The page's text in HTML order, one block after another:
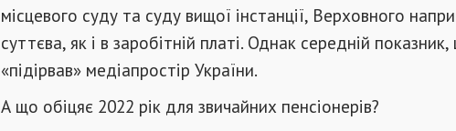
місцевого суду та суду вищої інстанції, Верховного
суттєва, як і в заробітній платі. Однак середній
«підірвав» медіапростір України.
А що обіцяє 2022 рік для звичайних пенсіонерів?